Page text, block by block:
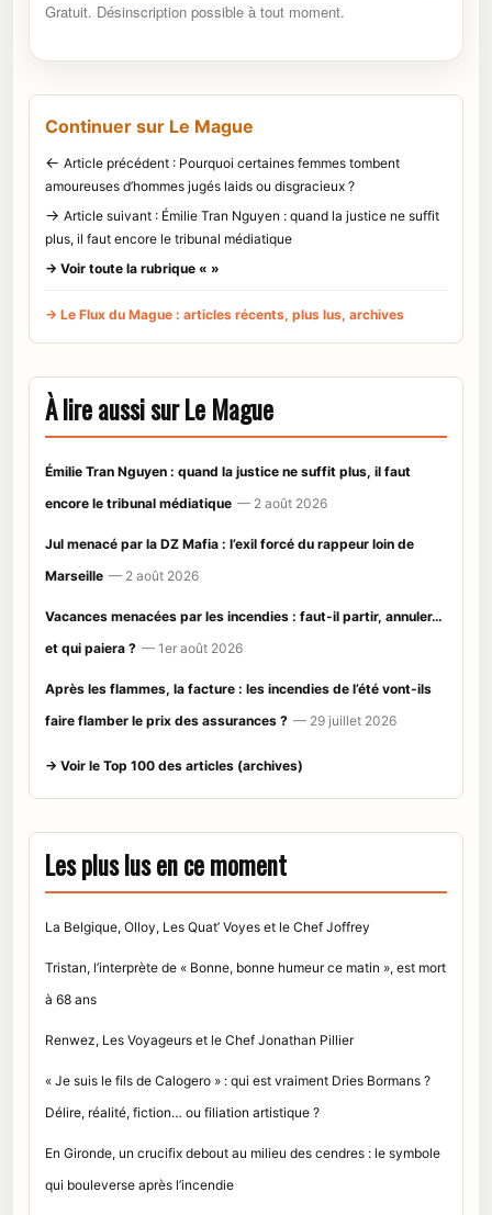
Gratuit. Désinscription possible à tout moment.
Continuer sur Le Mague
← Article précédent : Pourquoi certaines femmes tombent
amoureuses d’hommes jugés laids ou disgracieux ?
→ Article suivant : Émilie Tran Nguyen : quand la justice ne suffit
plus, il faut encore le tribunal médiatique
→ Voir toute la rubrique « »
→ Le Flux du Mague : articles récents, plus lus, archives
À lire aussi sur Le Mague
Émilie Tran Nguyen : quand la justice ne suffit plus, il faut
encore le tribunal médiatique — 2 août 2026
Jul menacé par la DZ Mafia : l’exil forcé du rappeur loin de
Marseille — 2 août 2026
Vacances menacées par les incendies : faut-il partir, annuler…
et qui paiera ? — 1er août 2026
Après les flammes, la facture : les incendies de l’été vont-ils
faire flamber le prix des assurances ? — 29 juillet 2026
→ Voir le Top 100 des articles (archives)
Les plus lus en ce moment
La Belgique, Olloy, Les Quat’ Voyes et le Chef Joffrey
Tristan, l’interprète de « Bonne, bonne humeur ce matin », est mort
à 68 ans
Renwez, Les Voyageurs et le Chef Jonathan Pillier
« Je suis le fils de Calogero » : qui est vraiment Dries Bormans ?
Délire, réalité, fiction… ou filiation artistique ?
En Gironde, un crucifix debout au milieu des cendres : le symbole
qui bouleverse après l’incendie